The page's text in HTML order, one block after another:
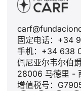
固定电话：+34
手机：+34 638
佩尼亚尔韦尔伯
28006 马德里 -
增值税号：